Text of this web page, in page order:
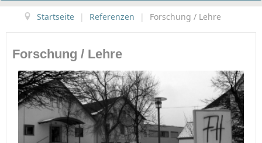
Startseite | Referenzen | Forschung / Lehre
Forschung / Lehre